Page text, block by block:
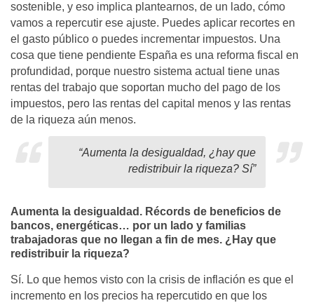
sostenible, y eso implica plantearnos, de un lado, cómo
vamos a repercutir ese ajuste. Puedes aplicar recortes en
el gasto público o puedes incrementar impuestos. Una
cosa que tiene pendiente España es una reforma fiscal en
profundidad, porque nuestro sistema actual tiene unas
rentas del trabajo que soportan mucho del pago de los
impuestos, pero las rentas del capital menos y las rentas
de la riqueza aún menos.
“Aumenta la desigualdad, ¿hay que
redistribuir la riqueza? Sí”
Aumenta la desigualdad. Récords de beneficios de
bancos, energéticas… por un lado y familias
trabajadoras que no llegan a fin de mes. ¿Hay que
redistribuir la riqueza?
Sí. Lo que hemos visto con la crisis de inflación es que el
incremento en los precios ha repercutido en que los